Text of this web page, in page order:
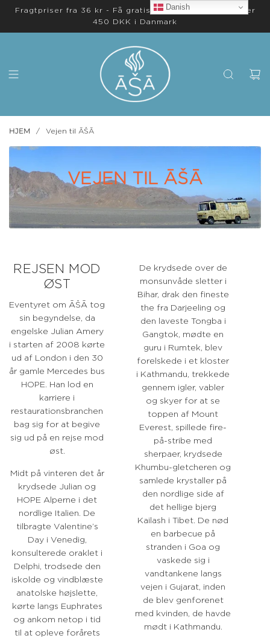
Fragtpriser fra 36 kr - Få gratis levering på ordrer over
450 DKK i Danmark
HJEM / Vejen til ĀŠĀ
VEJEN TIL ĀŠĀ
REJSEN MOD
ØST
Eventyret om ĀŠĀ tog
sin begyndelse, da
engelske Julian Amery
i starten af 2008 kørte
ud af London i den 30
år gamle Mercedes bus
HOPE. Han lod en
karriere i
restaurationsbranchen
bag sig for at begive
sig ud på en rejse mod
øst.
Midt på vinteren det år
krydsede Julian og
HOPE Alperne i det
nordlige Italien. De
tilbragte Valentine’s
Day i Venedig,
konsulterede oraklet i
Delphi, trodsede den
iskolde og vindblæste
anatolske højslette,
kørte langs Euphrates
og ankom netop i tid
til at opleve forårets
De krydsede over de
monsunvåde sletter i
Bihar, drak den fineste
the fra Darjeeling og
den laveste Tongba i
Gangtok, mødte en
guru i Rumtek, blev
forelskede i et kloster
i Kathmandu, trekkede
gennem igler, vabler
og skyer for at se
toppen af Mount
Everest, spillede fire-
på-stribe med
sherpaer, krydsede
Khumbu-gletcheren og
samlede krystaller på
den nordlige side af
det hellige bjerg
Kailash i Tibet. De nød
en barbecue på
stranden i Goa og
vaskede sig i
vandtankene langs
vejen i Gujarat, inden
de blev genforenet
med kvinden, de havde
mødt i Kathmandu.
Danish